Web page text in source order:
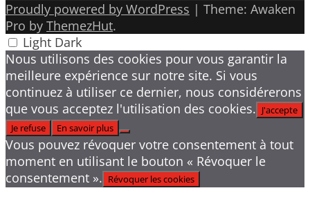
Proudly powered by WordPress | Theme: Awaken
Pro by ThemezHut.
Light Dark
Nous utilisons des cookies pour vous garantir la
meilleure expérience sur notre site. Si vous
continuez à utiliser ce dernier, nous considérerons
que vous acceptez l'utilisation des cookies. J'accepte
Je refuse
En savoir plus
Vous pouvez révoquer votre consentement à tout
moment en utilisant le bouton « Révoquer le
consentement ». Révoquer les cookies